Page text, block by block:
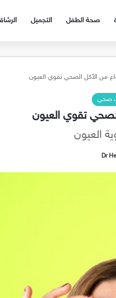
صحة الطفل التجميل
صحي
العيون
Dr